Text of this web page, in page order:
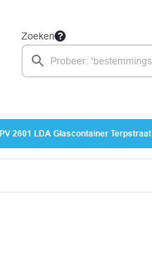
Zoeken
PV 2601 LDA Glascontainer Terpstraat